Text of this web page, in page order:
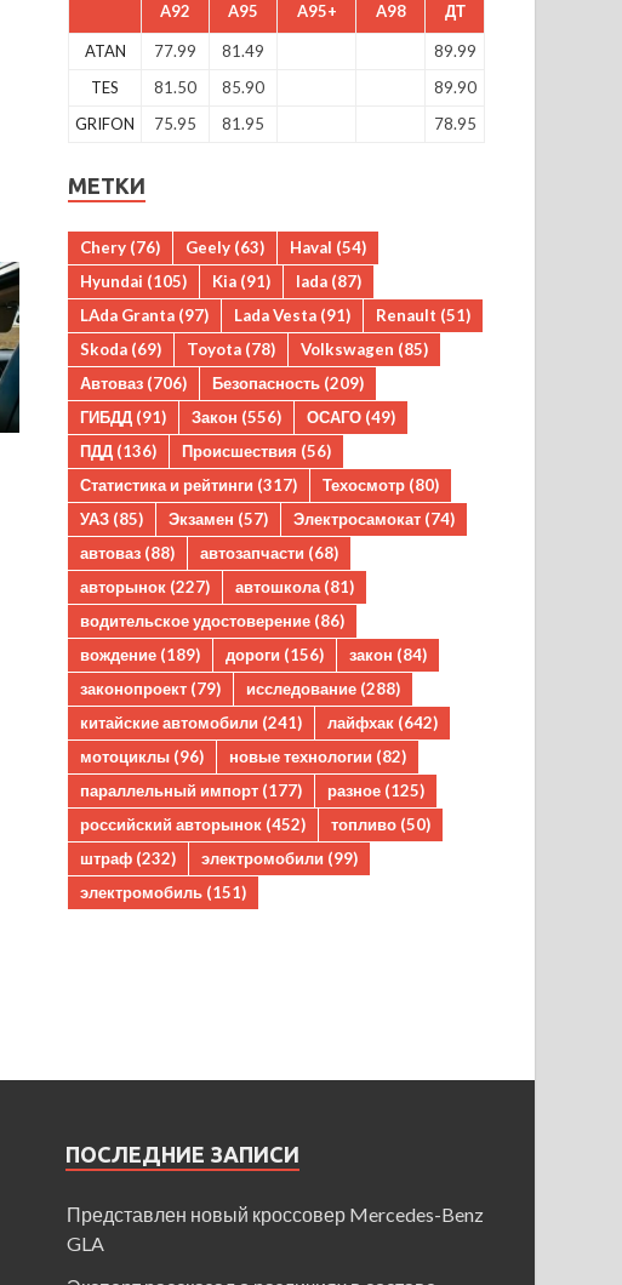
A92 A95 A95+ A98 ДТ
ATAN 77.99 81.49
89.99
TES
81.50 85.90
89.90
GRIFON
75.95 81.95 78.95
МЕТКИ
Chery (76) Geely (63) Haval (54)
Hyundai (105) Kia (91) lada (87)
LAda Granta (97) Lada Vesta (91) Renault (51)
Skoda (69) Toyota (78) Volkswagen (85)
Автоваз (706) Безопасность (209)
ГИБДД (91) Закон (556) ОСАГО (49)
ПДД (136) Происшествия (56)
Статистика и рейтинги (317) Техосмотр (80)
УАЗ (85) Экзамен (57) Электросамокат (74)
автоваз (88) автозапчасти (68)
авторынок (227) автошкола (81)
водительское удостоверение (86)
вождение (189) дороги (156) закон (84)
законопроект (79) исследование (288)
китайские автомобили (241) лайфхак (642)
мотоциклы (96) новые технологии (82)
параллельный импорт (177) разное (125)
российский авторынок (452) топливо (50)
штраф (232) электромобили (99)
электромобиль (151)
ПОСЛЕДНИЕ ЗАПИСИ
Представлен новый кроссовер Mercedes-Benz
GLA